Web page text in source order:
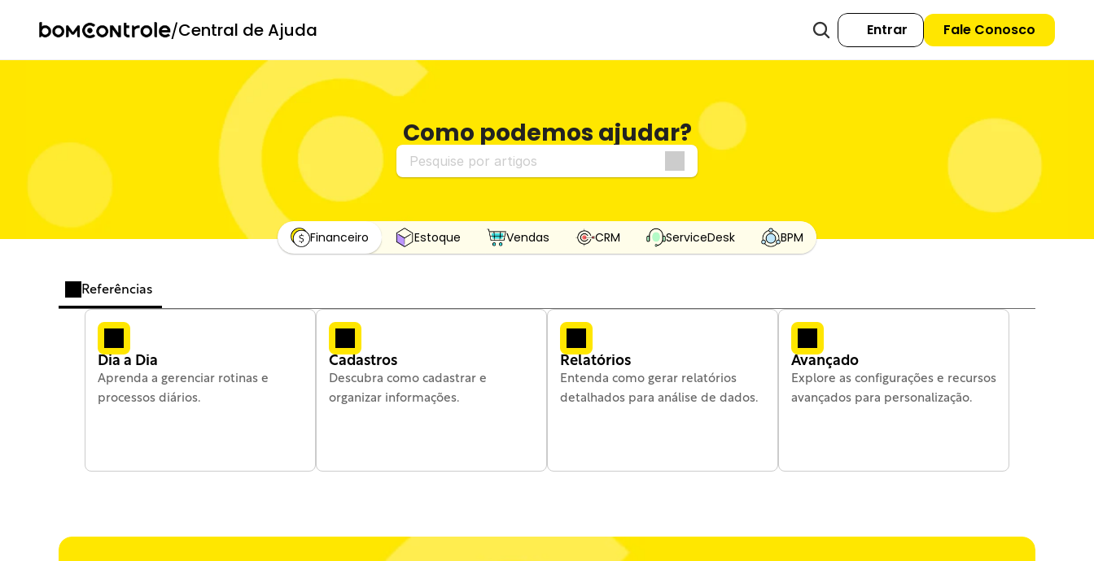
/Central de Ajuda Entrar Fale Conosco
Como podemos ajudar?
Pesquise por artigos
Financeiro Estoque Vendas CRM ServiceDesk BPM
Referências
Dia a Dia
Aprenda a gerenciar rotinas e
processos diários.
Cadastros
Descubra como cadastrar e
organizar informações.
Relatórios
Entenda como gerar relatórios
detalhados para análise de dados.
Avançado
Explore as configurações e recursos
avançados para personalização.